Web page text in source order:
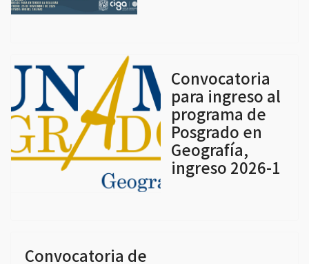
Convocatoria
para ingreso al
programa de
Posgrado en
Geografía,
ingreso 2026-1
Convocatoria de